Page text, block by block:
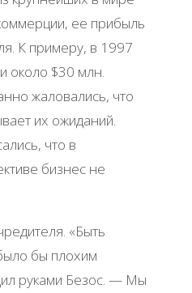
ее прибыль
К примеру, в 1997
около $30 млн.
жаловались, что
их ожиданий.
что в
бизнес не
«Быть
бы плохим
руками Безос. — Мы